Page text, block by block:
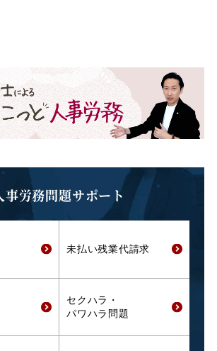
事労務問題サポート
未払い残業代請求
セクハラ・
パワハラ問題